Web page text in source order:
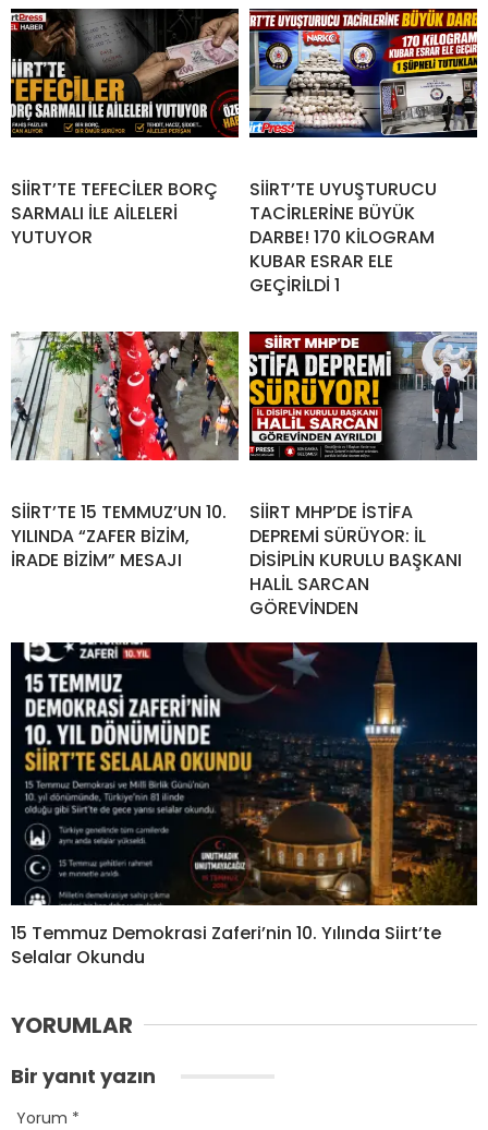
SİİRT’TE TEFECİLER BORÇ
SARMALI İLE AİLELERİ
YUTUYOR
SİİRT’TE UYUŞTURUCU
TACİRLERİNE BÜYÜK
DARBE! 170 KİLOGRAM
KUBAR ESRAR ELE
GEÇİRİLDİ 1
SİİRT’TE 15 TEMMUZ’UN 10.
YILINDA “ZAFER BİZİM,
İRADE BİZİM” MESAJI
SİİRT MHP’DE İSTİFA
DEPREMİ SÜRÜYOR: İL
DİSİPLİN KURULU BAŞKANI
HALİL SARCAN
GÖREVİNDEN
15 Temmuz Demokrasi Zaferi’nin 10. Yılında Siirt’te
Selalar Okundu
YORUMLAR
Bir yanıt yazın
Yorum *